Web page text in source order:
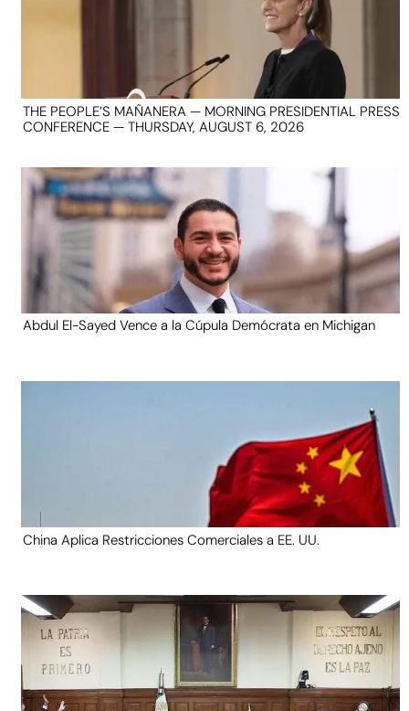
THE PEOPLE’S MAÑANERA — MORNING PRESIDENTIAL PRESS
CONFERENCE — THURSDAY, AUGUST 6, 2026
Abdul El-Sayed Vence a la Cúpula Demócrata en Michigan
China Aplica Restricciones Comerciales a EE. UU.